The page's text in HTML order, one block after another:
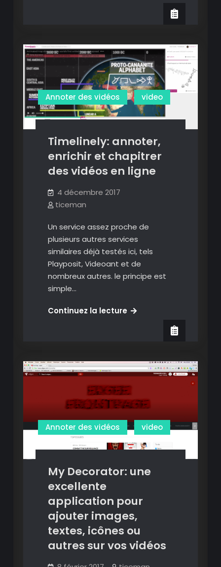
en
ligne
et
ne
partager
que
les
moments
Annoter des vidéos video
Timelinely: annoter,
enrichir et chapitrer
des vidéos en ligne
4 décembre 2017
ticeman
Un service assez proche de
plusieurs autres services
similaires déjà testés ici, tels
Playposit, Videoant et de
nombreux autres. le principe est
simple…
Continuez la lectureTimelinely:
chapitrer
des
vidéos
en
ligne
Annoter des vidéos
video
My Decorator: une
excellente
application pour
ajouter images,
textes, icônes ou
autres sur vos vidéos